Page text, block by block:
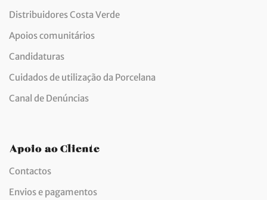
Distribuidores Costa Verde
Apoios comunitários
Candidaturas
Cuidados de utilização da Porcelana
Canal de Denúncias
Apoio ao Cliente
Contactos
Envios e pagamentos